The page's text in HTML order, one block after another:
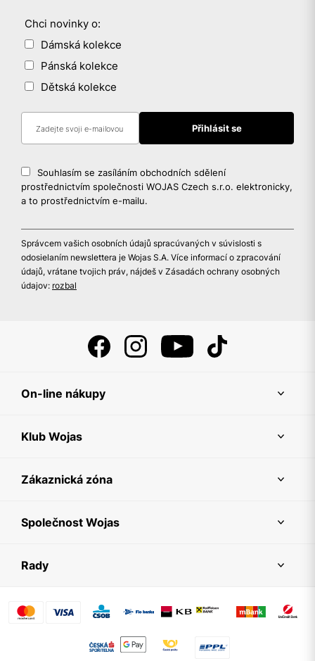
Chci novinky o:
Dámská kolekce
Pánská kolekce
Dětská kolekce
Souhlasím se zasíláním obchodních sdělení
prostřednictvím společnosti WOJAS Czech s.r.o. elektronicky,
a to prostřednictvím e-mailu.
Správcem vašich osobních údajů spracúvaných v súvislosti s
odosielaním newslettera je Wojas S.A. Více informací o zpracování
údajů, vrátane tvojich práv, nájdeš v Zásadách ochrany osobných
údajov: rozbal
On-line nákupy
Klub Wojas
Zákaznická zóna
Společnost Wojas
Rady